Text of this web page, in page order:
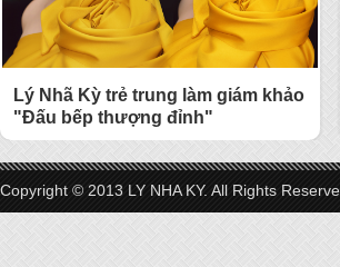
Lý Nhã Kỳ trẻ trung làm giám khảo
"Đấu bếp thượng đỉnh"
Copyright © 2013 LY NHA KY. All Rights